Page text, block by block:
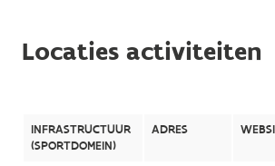
Locaties activiteiten
INFRASTRUCTUUR
(SPORTDOMEIN)
ADRES